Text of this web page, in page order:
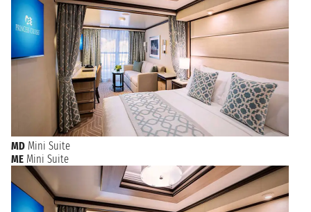
MD Mini Suite
ME Mini Suite